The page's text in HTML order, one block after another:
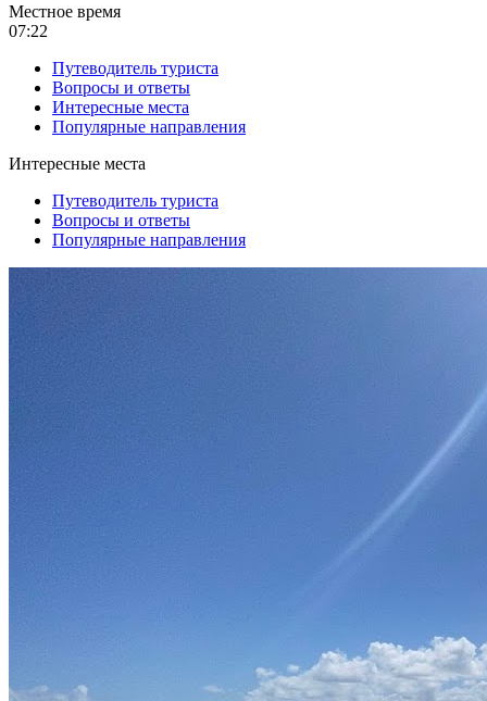
Местное время
07:22
Путеводитель туриста
Вопросы и ответы
Интересные места
Популярные направления
Интересные места
Путеводитель туриста
Вопросы и ответы
Популярные направления